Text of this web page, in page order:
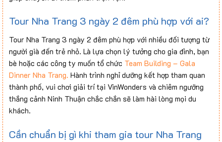
Tour Nha Trang 3 ngày 2 đêm phù hợp với ai?
Tour Nha Trang 3 ngày 2 đêm phù hợp với nhiều đối tượng từ
người già đến trẻ nhỏ. Là lựa chọn lý tưởng cho gia đình, bạn
bè hoặc các công ty muốn tổ chức Team Building – Gala
Dinner Nha Trang. Hành trình nghỉ dưỡng kết hợp tham quan
thành phố, vui chơi giải trí tại VinWonders và chiêm ngưỡng
thắng cảnh Ninh Thuận chắc chắn sẽ làm hài lòng mọi du
khách.
Cần chuẩn bị gì khi tham gia tour Nha Trang